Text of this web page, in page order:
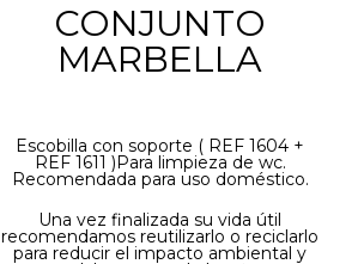
CONJUNTO
MARBELLA
Escobilla con soporte ( REF 1604 +
REF 1611 )Para limpieza de wc.
Recomendada para uso doméstico.
Una vez finalizada su vida útil
recomendamos reutilizarlo o reciclarlo
para reducir el impacto ambiental y